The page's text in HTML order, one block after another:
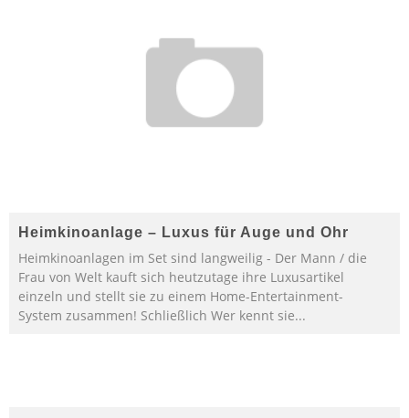
Heimkinoanlage – Luxus für Auge und Ohr
Heimkinoanlagen im Set sind langweilig - Der Mann / die
Frau von Welt kauft sich heutzutage ihre Luxusartikel
einzeln und stellt sie zu einem Home-Entertainment-
System zusammen! Schließlich Wer kennt sie...